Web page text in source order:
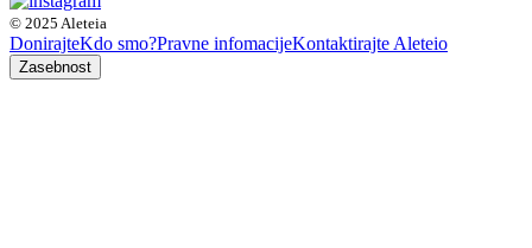
© 2025 Aleteia
DonirajteKdo smo?Pravne infomacijeKontaktirajte Aleteio
Zasebnost